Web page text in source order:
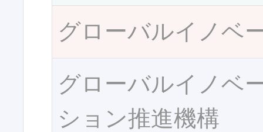
グローバルイノベ
グローバルイノベ
ション推進機構